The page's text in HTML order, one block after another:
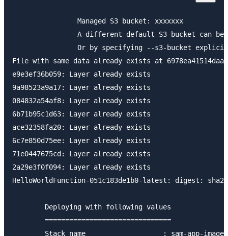
File with same data already exists at
e9e3ef36b059: Layer already exists
9a98523a9a17: Layer already exists
084832a54af8: Layer already exists
6b71b95c1d63: Layer already exists
ace32358fa20: Layer already exists
6c7e850d75ee: Layer already exists
71e0447675cd: Layer already exists
2a29e3f0f094: Layer already exists
HelloWorldFunction-051c183de1b0-latest: digest: